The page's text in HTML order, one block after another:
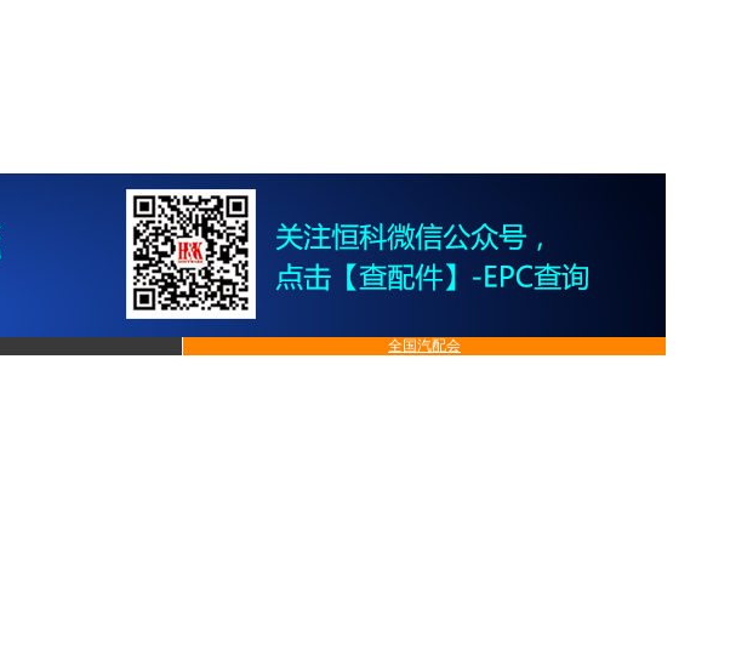
全国汽配会